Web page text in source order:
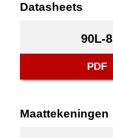
Datasheets
90L-8
PDF
Maattekeningen